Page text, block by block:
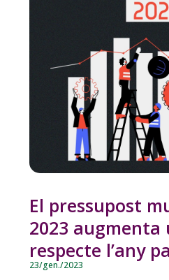
El pressupost
2023 augmenta
respecte l’any
23/gen./2023